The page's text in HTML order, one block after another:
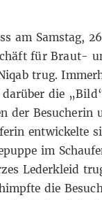
am Samstag,
für Braut-
trug.
die
der Besucherin
entwickelte
im
Lederkleid
die